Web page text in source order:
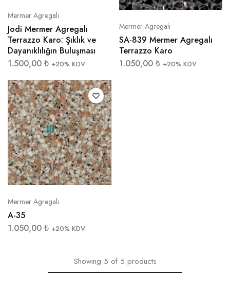
Mermer Agregalı
Jodi Mermer Agregalı
Terrazzo Karo: Şıklık ve
Dayanıklılığın Buluşması
1.500,00 ₺ +20% KDV
Mermer Agregalı
SA-839 Mermer Agregalı
Terrazzo Karo
1.050,00 ₺ +20% KDV
Mermer Agregalı
A-35
1.050,00 ₺ +20% KDV
Showing 5 of 5 products